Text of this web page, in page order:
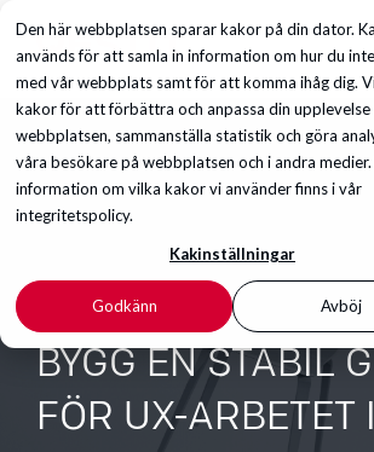
Den här webbplatsen sparar kakor på din dator.
används för att samla in information om hur du
med vår webbplats samt för att komma ihåg dig.
kakor för att förbättra och anpassa din upplevelse
webbplatsen, sammanställa statistik och göra
våra besökare på webbplatsen och i andra
information om vilka kakor vi använder finns i vår
integritetspolicy.
Kakinställningar
Godkänn Avböj
BYGG EN STABIL
FÖR UX-ARBETET I